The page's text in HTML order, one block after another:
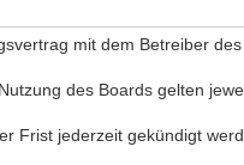
mit dem Betreiber
des Boards gelten
Frist jederzeit gekündigt